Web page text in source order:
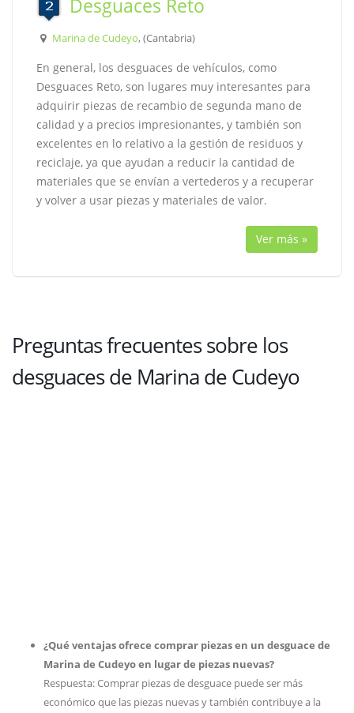
Desguaces Reto
Marina de Cudeyo, (Cantabria)
En general, los desguaces de vehículos, como
Desguaces Reto, son lugares muy interesantes para
adquirir piezas de recambio de segunda mano de
calidad y a precios impresionantes, y también son
excelentes en lo relativo a la gestión de residuos y
reciclaje, ya que ayudan a reducir la cantidad de
materiales que se envían a vertederos y a recuperar
y volver a usar piezas y materiales de valor.
Ver más »
Preguntas frecuentes sobre los
desguaces de Marina de Cudeyo
¿Qué ventajas ofrece comprar piezas en un desguace de
Marina de Cudeyo en lugar de piezas nuevas?
Respuesta: Comprar piezas de desguace puede ser más
económico que las piezas nuevas y también contribuye a la